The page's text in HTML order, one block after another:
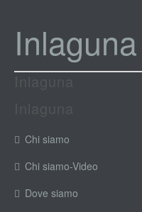
Inlaguna
Chi siamo
Chi siamo-Video
Dove siamo